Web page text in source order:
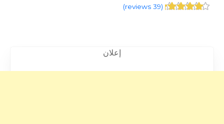
(
39 reviews
)
إعلان